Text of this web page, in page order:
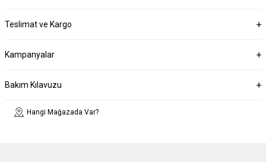
Teslimat ve Kargo
Kampanyalar
Bakım Kılavuzu
Hangi Mağazada Var?